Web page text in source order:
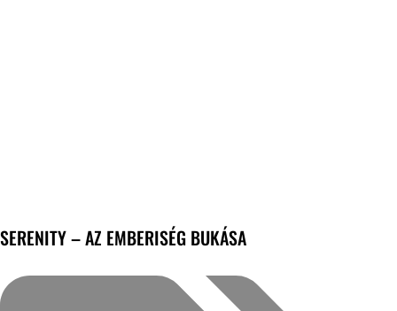
SERENITY – AZ EMBERISÉG BUKÁSA